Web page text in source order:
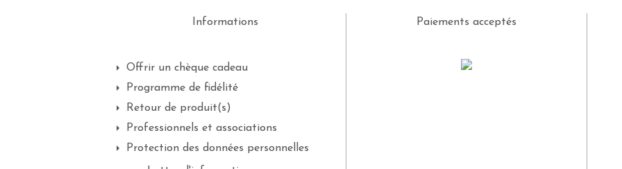
Informations
Offrir un chèque cadeau
Programme de fidélité
Retour de produit(s)
Professionnels et associations
Protection des données personnelles
Paiements acceptés